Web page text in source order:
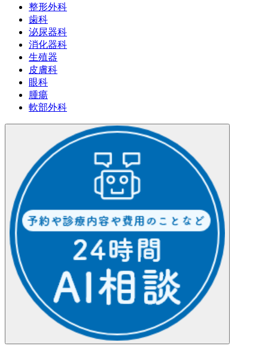
整形外科
歯科
泌尿器科
消化器科
生殖器
皮膚科
眼科
腫瘍
軟部外科